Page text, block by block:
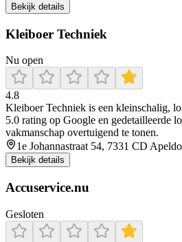
Bekijk details
Kleiboer Techniek
Nu open
4.8
Kleiboer Techniek is een kleinschalig,
5.0 rating op Google en gedetailleerde
vakmanschap overtuigend te tonen.
1e Johannastraat 54, 7331 CD
Bekijk details
Accuservice.nu
Gesloten